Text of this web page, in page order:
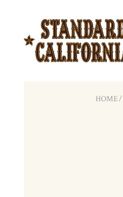
HOME/